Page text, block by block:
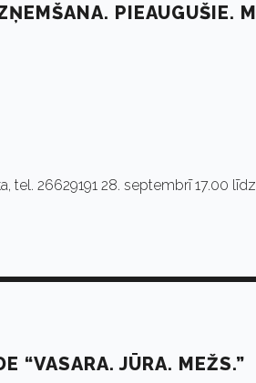
PIEAUGUŠIE.
tel. 26629191 28. septembrī 17.00
“VASARA. JŪRA. MEŽS.”